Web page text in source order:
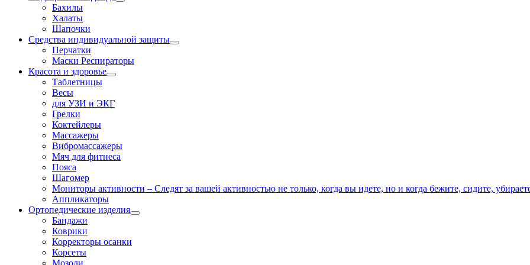
Бахилы
Халаты
Шапочки
Средства индивидуальной защиты
Перчатки
Маски Респираторы
Красота и здоровье
Таблетницы
Весы
для УЗИ и ЭКГ
Грелки
Коктейлеры
Массажеры
Вибромассажеры
Мяч для фитнеса
Пояса
Шагомер
Мониторы активности – Следят за вашей активностью не только, когда вы идете, но и когда бежите, сидите,
Аппликаторы
Ортопедические изделия
Бандажи
Коврики
Корректоры осанки
Корсеты
Мозоли